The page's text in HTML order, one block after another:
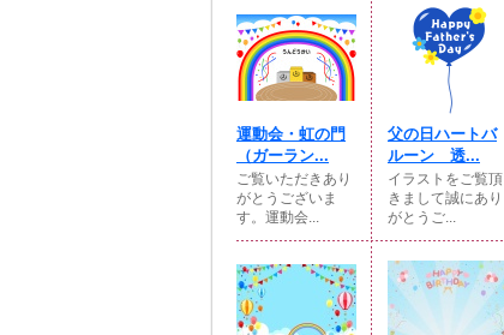
運動会・虹の門
（ガーラン...
ご覧いただきあり
がとうございま
す。運動会...
父の日ハートバ
ルーン 透...
イラストをご覧頂
きまして誠にあり
がとうご...